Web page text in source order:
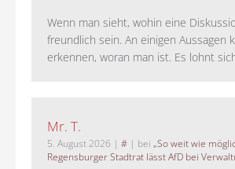
Wenn man sieht, wohin eine
freundlich sein. An einigen Aussagen
erkennen, woran man ist. Es lohnt
Mr. T.
5. August 2026 | # | bei „So weit wie
Regensburger Stadtrat lässt AfD bei